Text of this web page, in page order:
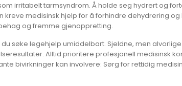
irritabelt tarmsyndrom. Å holde seg hydrert og
kreve medisinsk hjelp for å forhindre dehydrering
og fremme gjenoppretting.
søke legehjelp umiddelbart. Sjeldne, men
Alltid prioritere profesjonell medisinsk
bivirkninger kan involvere: Sørg for rettidig